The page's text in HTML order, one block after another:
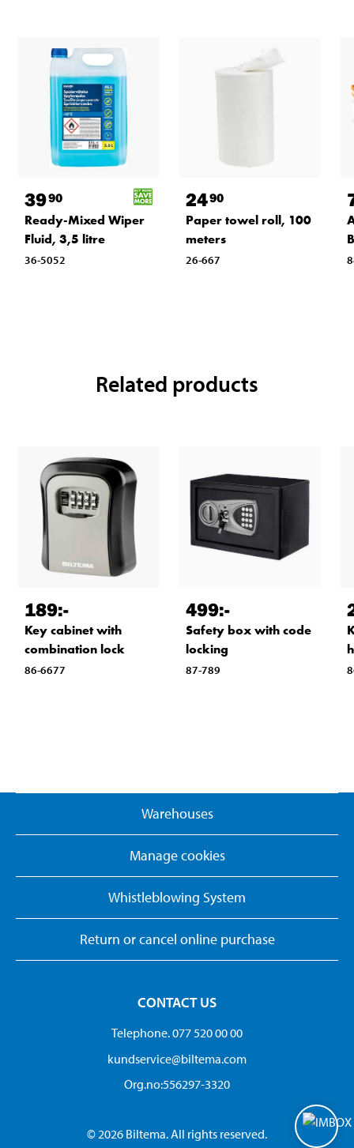
3990
Ready-Mixed Wiper
Fluid, 3,5 litre
36-5052
2490
Paper towel roll, 100
meters
26-667
Related products
189:-
Key cabinet with
combination lock
86-6677
499:-
Safety box with code
locking
87-789
Warehouses
Manage cookies
Whistleblowing System
Return or cancel online purchase
CONTACT US
Telephone. 077 520 00 00
kundservice@biltema.com
Org.no:556297-3320
© 2026 Biltema. All rights reserved.